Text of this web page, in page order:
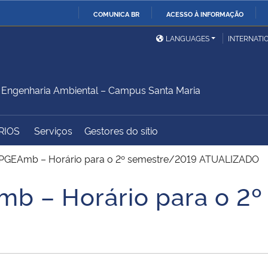
COMUNICA BR ACESSO À INFORMAÇÃO
Ministério da Defesa
Ministério das Relações
Exteriores
Ministério do
Desenvolvimento Regional
Controladoria-Geral da
Advocacia-Geral da União Banco Central do Brasil
LANGUAGES
Ambiental – Campus Santa Maria
Serviços Gestores do sítio
– Horário para o 2º semestre/2019 ATUALIZADO
– Horário para o